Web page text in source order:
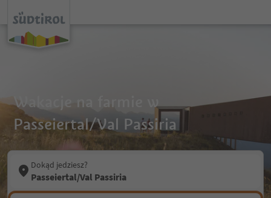
Wakacje na farmie w
Passeiertal/Val Passiria
Dokąd jedziesz?
Passeiertal/Val Passiria